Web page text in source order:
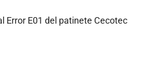
Error E01 del patinete Cecotec